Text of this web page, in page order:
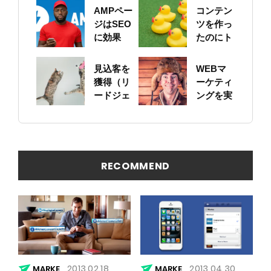
AMPペー
ジはSEO
に効果
すればト
ラフィッ
クは増え
コンテン
ツを作っ
たのにト
クが増え
ない。ち
ゃんとス
ニペット
見込客を
獲得（リ
ードジェ
ョン）す
できてい
ますか？
WEBマ
ーケティ
ングを実
めにはペ
計からは
RECOMMEND